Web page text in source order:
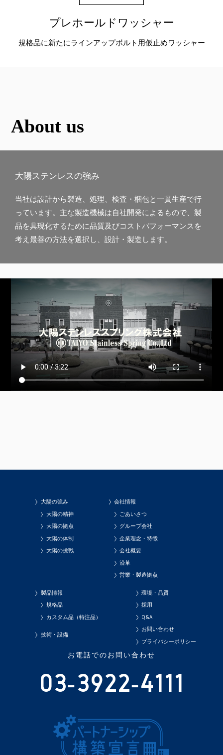
プレホールドワッシャー
規格品に新たにラインアップボルト用仮止めワッシャー
About us
大陽ステンレスの強み
当社は設計から製造、処理、検査・梱包と一貫生産で行
っています。主な製造機械は自社開発によるもので、製
品を具現化するために品質及びコストパフォーマンスを
考え最善の方法を選択し、設計・製造します。
大陽の強み
大陽の精神
大陽の拠点
大陽の体制
大陽の挑戦
会社情報
ごあいさつ
グループ会社
企業理念・特徴
会社概要
沿革
営業・製造拠点
製品情報
規格品
カスタム品（特注品）
技術・設備
環境・品質
採用
Q&A
お問い合わせ
プライバシーポリシー
お電話でのお問い合わせ
03-3922-4111